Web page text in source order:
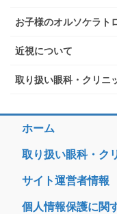
お子様のオルソケラト
近視について
取り扱い眼科・クリニ
ホーム
取り扱い眼科・ク
サイト運営者情報
個人情報保護に関